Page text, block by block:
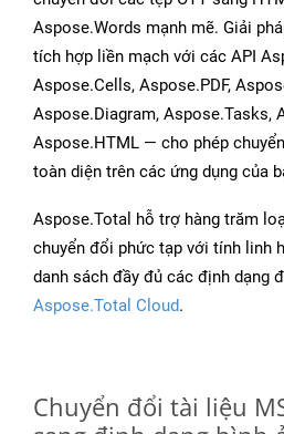
Aspose.Words mạnh mẽ. Giải
tích hợp liền mạch với các API
Aspose.Cells, Aspose.PDF,
Aspose.Diagram, Aspose.Tasks,
Aspose.HTML — cho phép
toàn diện trên các ứng dụng của
Aspose.Total hỗ trợ hàng trăm
chuyển đổi phức tạp với tính linh
danh sách đầy đủ các định dạng
Aspose.Total Cloud.
Chuyển đổi tài liệu